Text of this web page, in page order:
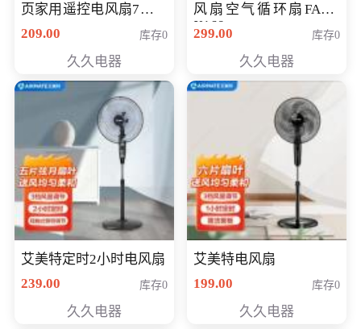
页家用遥控电风扇7档风
量空气循环摇头立式落
定时落地式风扇CS35-
R20
209.00 库存0
久久电器
风扇空气循环扇FA18-
X168
299.00 库存0
久久电器
艾美特定时2小时电风扇
239.00
库存0
久久电器
艾美特电风扇
199.00
库存0
久久电器